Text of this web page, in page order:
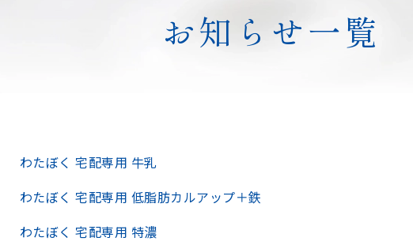
お知らせ一覧
わたぼく 宅配専用 牛乳
わたぼく 宅配専用 低脂肪カルアップ＋鉄
わたぼく 宅配専用 特濃